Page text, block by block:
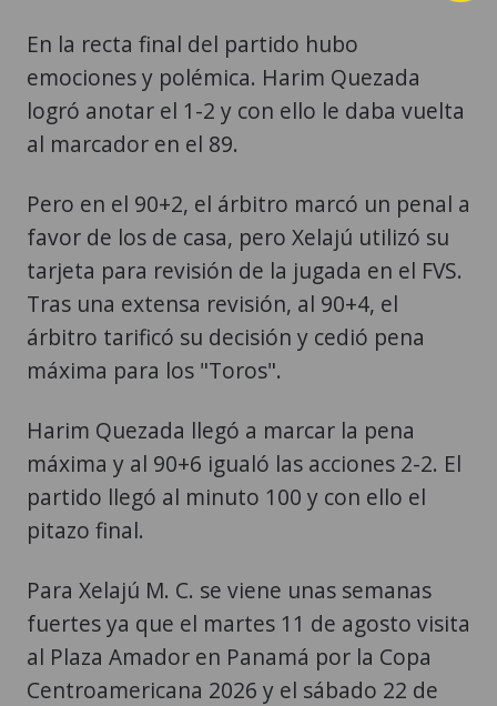
En la recta final del partido hubo
emociones y polémica. Harim Quezada
logró anotar el 1-2 y con ello le daba vuelta
al marcador en el 89.
Pero en el 90+2, el árbitro marcó un penal a
favor de los de casa, pero Xelajú utilizó su
tarjeta para revisión de la jugada en el FVS.
Tras una extensa revisión, al 90+4, el
árbitro tarificó su decisión y cedió pena
máxima para los "Toros".
Harim Quezada llegó a marcar la pena
máxima y al 90+6 igualó las acciones 2-2. El
partido llegó al minuto 100 y con ello el
pitazo final.
Para Xelajú M. C. se viene unas semanas
fuertes ya que el martes 11 de agosto visita
al Plaza Amador en Panamá por la Copa
Centroamericana 2026 y el sábado 22 de